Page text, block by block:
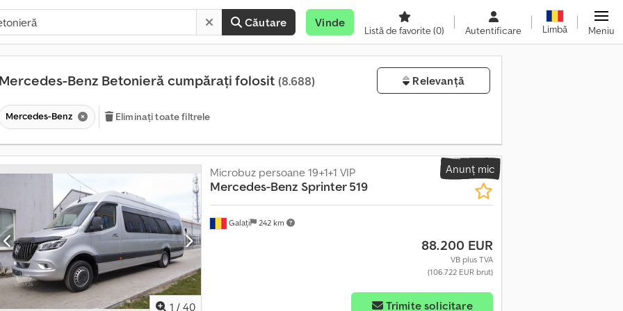
Căutare Vinde
Listă de favorite(0) Autentificare Limbă Meniu
Mercedes-Benz Betonieră cumpărați folosit (8.688) Relevanță
Mercedes-Benz Eliminați toate filtrele
Anunț mic
1 / 40
Galați 242 km
Microbuz persoane 19+1+1 VIP
Mercedes-Benz Sprinter 519
88.200 EUR
VB plus TVA
(106.722 EUR brut)
Trimite solicitare
P
t